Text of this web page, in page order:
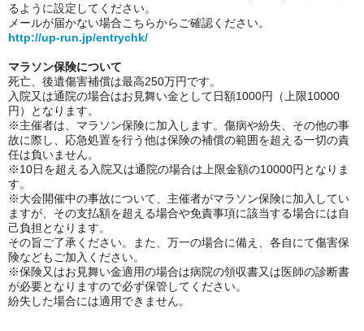
るように設定してください。
メールが届かない場合こちらからご確認ください。
http://up-run.jp/entrychk/
マラソン保険について
死亡、後遺傷害補償は最高250万円です。
入院又は通院の場合はお見舞い金として日額1000円（上限10000
円）となります。
※主催者は、マラソン保険に加入します。傷病や紛失、その他の事
故に際し、応急処置を行う他は保険の補償の範囲を超える一切の責
任は負いません。
※10日を超える入院又は通院の場合は上限金額の10000円となりま
す。
※大会開催中の事故について、主催者がマラソン保険に加入してい
ますが、その支払額を超える場合や免責事項に該当する場合には自
己負担となります。
その旨ご了承ください。また、万一の場合に備え、各自にて傷害保
険などもご加入ください。
※保険又はお見舞い金適用の場合は病院の領収書又は医師の診断書
が必要となりますので必ず保管してください。
紛失した場合には適用できません。